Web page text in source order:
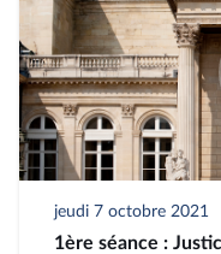
jeudi 7 octobre 2021
1ère séance :